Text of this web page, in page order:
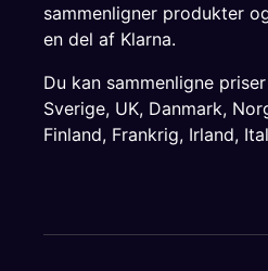
sammenligner produkter
en del af Klarna.
Du kan sammenligne
Sverige, UK, Danmark,
Finland, Frankrig, Irland,